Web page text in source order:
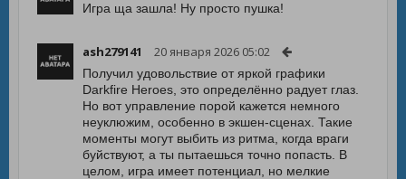
Игра ща зашла! Ну просто пушка!
ash279141 20 января 2026 05:02
Получил удовольствие от яркой графики
Darkfire Heroes, это определённо радует глаз.
Но вот управление порой кажется немного
неуклюжим, особенно в экшен-сценах. Такие
моменты могут выбить из ритма, когда враги
буйствуют, а ты пытаешься точно попасть. В
целом, игра имеет потенциал, но мелкие